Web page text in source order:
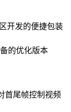
开发的便捷包装
的优化版本
首尾帧控制视频